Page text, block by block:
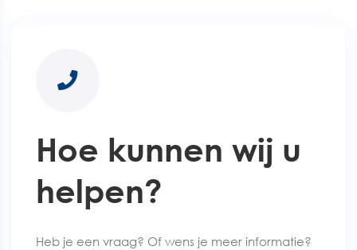
Hoe kunnen wij u
helpen?
Heb je een vraag? Of wens je meer informatie?